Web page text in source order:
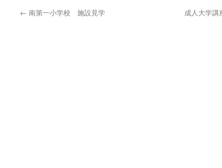
← 南第一小学校 施設見学 成人大学